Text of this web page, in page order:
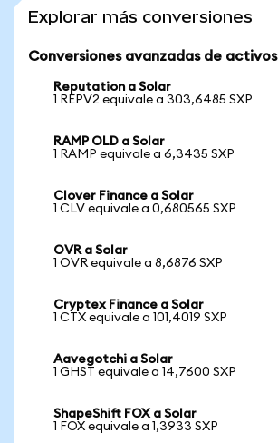
Explorar más conversiones
Conversiones avanzadas de activos
Reputation a Solar
1 REPV2 equivale a 303,6485 SXP
RAMP OLD a Solar
1 RAMP equivale a 6,3435 SXP
Clover Finance a Solar
1 CLV equivale a 0,680565 SXP
OVR a Solar
1 OVR equivale a 8,6876 SXP
Cryptex Finance a Solar
1 CTX equivale a 101,4019 SXP
Aavegotchi a Solar
1 GHST equivale a 14,7600 SXP
ShapeShift FOX a Solar
1 FOX equivale a 1,3933 SXP